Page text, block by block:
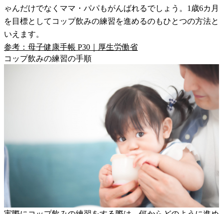
ゃんだけでなくママ・パパもがんばれるでしょう。1歳6カ月
を目標としてコップ飲みの練習を進めるのもひとつの方法と
いえます。
参考：母子健康手帳 P30｜厚生労働省
コップ飲みの練習の手順